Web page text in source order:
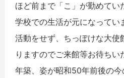
ほど前まで「こ」が勤めてい
学校での生活が元になってい
活動をせず、ちっぽけな大使
りますのでご来館等お待ちい
年築、姿が昭和50年前後の